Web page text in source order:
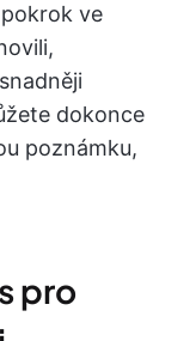
ve
dokonce
poznámku,
pro